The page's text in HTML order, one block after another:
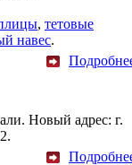
, тетовые
навес.
Новый адрес: г.